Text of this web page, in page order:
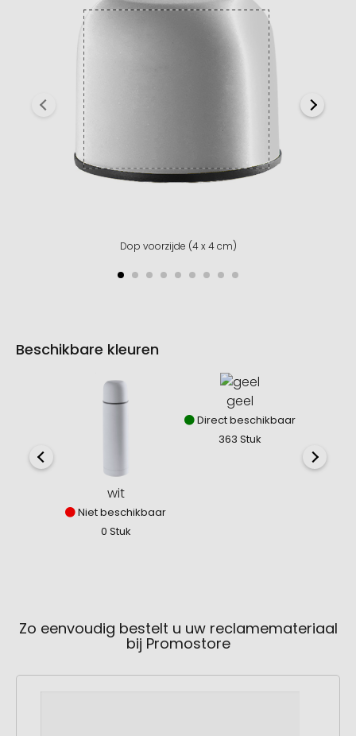
Dop voorzijde (4 x 4 cm)
Beschikbare kleuren
wit
Niet beschikbaar
0 Stuk
geel
Direct beschikbaar
363 Stuk
Zo eenvoudig bestelt u uw reclamemateriaal
bij Promostore